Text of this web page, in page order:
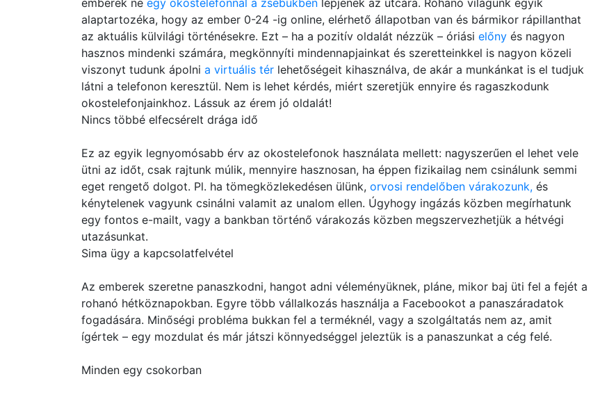
emberek ne egy okostelefonnal a zsebükben lépjenek az utcára. Rohanó világunk egyik
alaptartozéka, hogy az ember 0-24 -ig online, elérhető állapotban van és bármikor rápillanthat
az aktuális külvilági történésekre. Ezt – ha a pozitív oldalát nézzük – óriási előny és nagyon
hasznos mindenki számára, megkönnyíti mindennapjainkat és szeretteinkkel is nagyon közeli
viszonyt tudunk ápolni a virtuális tér lehetőségeit kihasználva, de akár a munkánkat is el tudjuk
látni a telefonon keresztül. Nem is lehet kérdés, miért szeretjük ennyire és ragaszkodunk
okostelefonjainkhoz. Lássuk az érem jó oldalát!
Nincs többé elfecsérelt drága idő
Ez az egyik legnyomósabb érv az okostelefonok használata mellett: nagyszerűen el lehet vele
ütni az időt, csak rajtunk múlik, mennyire hasznosan, ha éppen fizikailag nem csinálunk semmi
eget rengető dolgot. Pl. ha tömegközlekedésen ülünk, orvosi rendelőben várakozunk, és
kénytelenek vagyunk csinálni valamit az unalom ellen. Úgyhogy ingázás közben megírhatunk
egy fontos e-mailt, vagy a bankban történő várakozás közben megszervezhetjük a hétvégi
utazásunkat.
Sima ügy a kapcsolatfelvétel
Az emberek szeretne panaszkodni, hangot adni véleményüknek, pláne, mikor baj üti fel a fejét a
rohanó hétköznapokban. Egyre több vállalkozás használja a Facebookot a panaszáradatok
fogadására. Minőségi probléma bukkan fel a terméknél, vagy a szolgáltatás nem az, amit
ígértek – egy mozdulat és már játszi könnyedséggel jeleztük is a panaszunkat a cég felé.
Minden egy csokorban